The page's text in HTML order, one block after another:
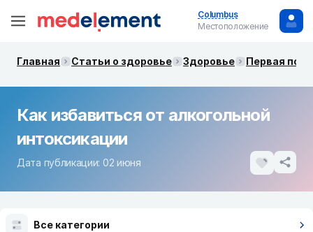
Columbus
Местоположение
Главная Статьи о здоровье Здоровье Первая
Как избавиться от алкогольной
интоксикации
Дата публикации: 02 июня
Все категории